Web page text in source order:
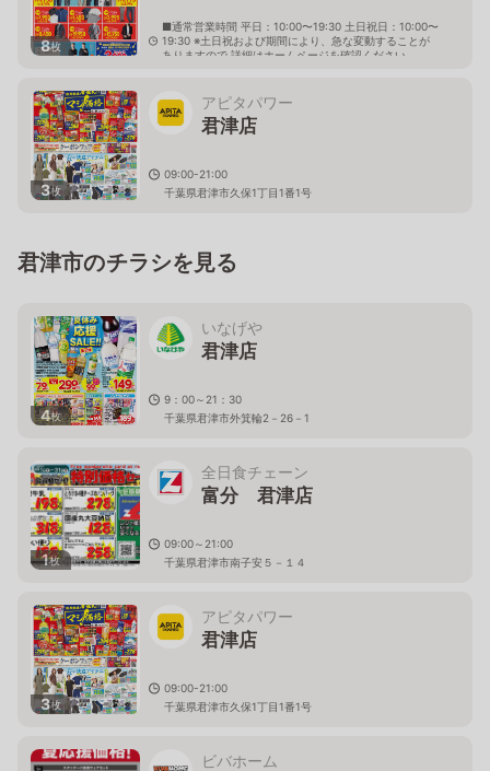
8枚
■通常営業時間 平日：10:00〜19:30 土日祝日：10:00〜
19:30 ※土日祝および期間により、急な変動することが
ありますので 詳細はホームページを確認ください
3枚
アピタパワー
君津店
09:00-21:00
千葉県君津市久保1丁目1番1号
君津市のチラシを見る
4枚
いなげや
君津店
9：00～21：30
千葉県君津市外箕輪2－26－1
1枚
全日食チェーン
富分 君津店
09:00～21:00
千葉県君津市南子安５－１４
3枚
アピタパワー
君津店
09:00-21:00
千葉県君津市久保1丁目1番1号
ビバホーム